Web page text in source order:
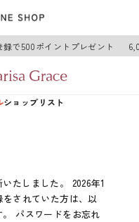
で500ポイントプレゼント
ショップリスト
たしました。 2026年1
されていた方は、以
パスワードをお忘れ